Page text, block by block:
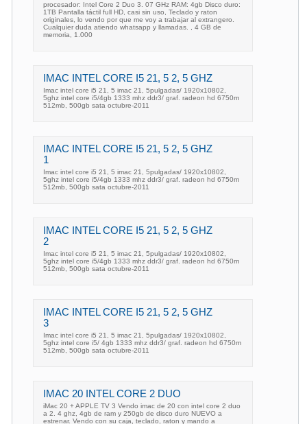
procesador: Intel Core 2 Duo 3. 07 GHz RAM: 4gb Disco duro:
1TB Pantalla táctil full HD, casi sin uso, Teclado y raton
originales, lo vendo por que me voy a trabajar al extrangero.
Cualquier duda atiendo whatsapp y llamadas. , 4 GB de
memoria, 1.000
IMAC INTEL CORE I5 21, 5 2, 5 GHZ
Imac intel core i5 21, 5 imac 21, 5pulgadas/ 1920x10802,
5ghz intel core i5/4gb 1333 mhz ddr3/ graf. radeon hd 6750m
512mb, 500gb sata octubre-2011
IMAC INTEL CORE I5 21, 5 2, 5 GHZ
1
Imac intel core i5 21, 5 imac 21, 5pulgadas/ 1920x10802,
5ghz intel core i5/4gb 1333 mhz ddr3/ graf. radeon hd 6750m
512mb, 500gb sata octubre-2011
IMAC INTEL CORE I5 21, 5 2, 5 GHZ
2
Imac intel core i5 21, 5 imac 21, 5pulgadas/ 1920x10802,
5ghz intel core i5/4gb 1333 mhz ddr3/ graf. radeon hd 6750m
512mb, 500gb sata octubre-2011
IMAC INTEL CORE I5 21, 5 2, 5 GHZ
3
Imac intel core i5 21, 5 imac 21, 5pulgadas/ 1920x10802,
5ghz intel core i5/ 4gb 1333 mhz ddr3/ graf. radeon hd 6750m
512mb, 500gb sata octubre-2011
IMAC 20 INTEL CORE 2 DUO
iMac 20 + APPLE TV 3 Vendo imac de 20 con intel core 2 duo
a 2. 4 ghz, 4gb de ram y 250gb de disco duro NUEVO a
estrenar. Vendo con su caja, teclado, raton y mando a